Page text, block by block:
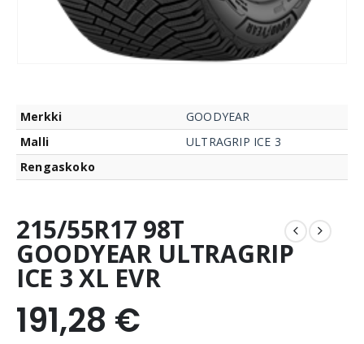
Merkki
GOODYEAR
Malli
ULTRAGRIP ICE 3
Rengaskoko
215/55R17 98T
GOODYEAR ULTRAGRIP
ICE 3 XL EVR
191,28 €